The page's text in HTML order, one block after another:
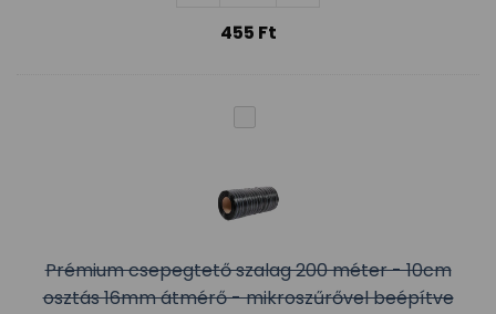
455 Ft
Prémium csepegtető szalag 200 méter - 10cm
osztás 16mm átmérő - mikroszűrővel beépítve